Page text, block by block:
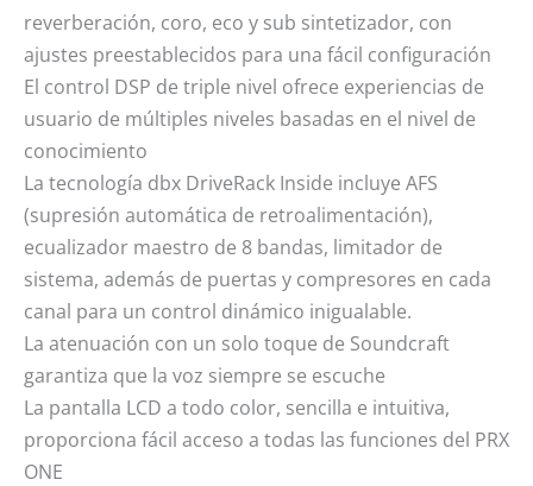
reverberación, coro, eco y sub sintetizador, con
ajustes preestablecidos para una fácil configuración
El control DSP de triple nivel ofrece experiencias de
usuario de múltiples niveles basadas en el nivel de
conocimiento
La tecnología dbx DriveRack Inside incluye AFS
(supresión automática de retroalimentación),
ecualizador maestro de 8 bandas, limitador de
sistema, además de puertas y compresores en cada
canal para un control dinámico inigualable.
La atenuación con un solo toque de Soundcraft
garantiza que la voz siempre se escuche
La pantalla LCD a todo color, sencilla e intuitiva,
proporciona fácil acceso a todas las funciones del PRX
ONE